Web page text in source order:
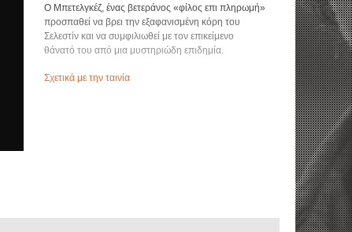
Ο Μπετελγκέζ, ένας βετεράνος «φίλος επι πληρωμή»
προσπαθεί να βρει την εξαφανισμένη κόρη του
Σελεστίν και να συμφιλιωθεί με τον επικείμενο
θάνατό του από μια μυστηριώδη επιδημία.
Σχετικά με την ταινία